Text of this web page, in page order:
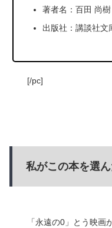
著者名：百田 尚樹
出版社：講談社文
[/pc]
私がこの本を選
「永遠の0」とう映画